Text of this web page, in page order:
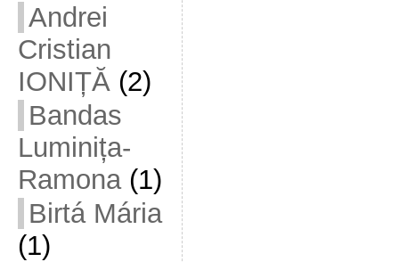
Andrei
Cristian
IONIȚĂ(2)
Bandas
Luminița-
Ramona(1)
Birtá Mária
(1)